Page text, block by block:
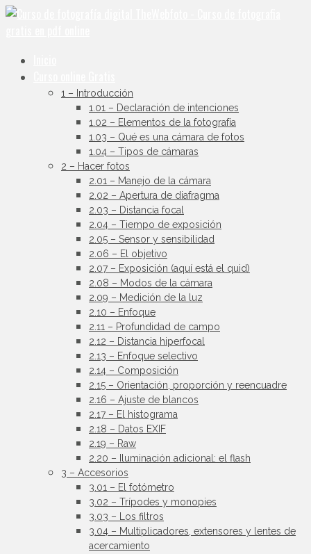
1 – Introducción
1.01 – Declaración de intenciones
1.02 – Elementos de la fotografía
1.03 – Qué es una cámara de fotos
1.04 – Tipos de cámaras
2 – Hacer fotos
2.01 – Manejo de la cámara
2.02 – Apertura de diafragma
2.03 – Distancia focal
2.04 – Tiempo de exposición
2.05 – Sensor y sensibilidad
2.06 – El objetivo
2.07 – Exposición (aquí está el quid)
2.08 – Modos de la cámara
2.09 – Medición de la luz
2.10 – Enfoque
2.11 – Profundidad de campo
2.12 – Distancia hiperfocal
2.13 – Enfoque selectivo
2.14 – Composición
2.15 – Orientación, proporción y reencuadre
2.16 – Ajuste de blancos
2.17 – El histograma
2.18 – Datos EXIF
2.19 – Raw
2.20 – Iluminación adicional: el flash
3 – Accesorios
3.01 – El fotómetro
3.02 – Trípodes y monopies
3.03 – Los filtros
3.04 – Multiplicadores, extensores y lentes de
acercamiento